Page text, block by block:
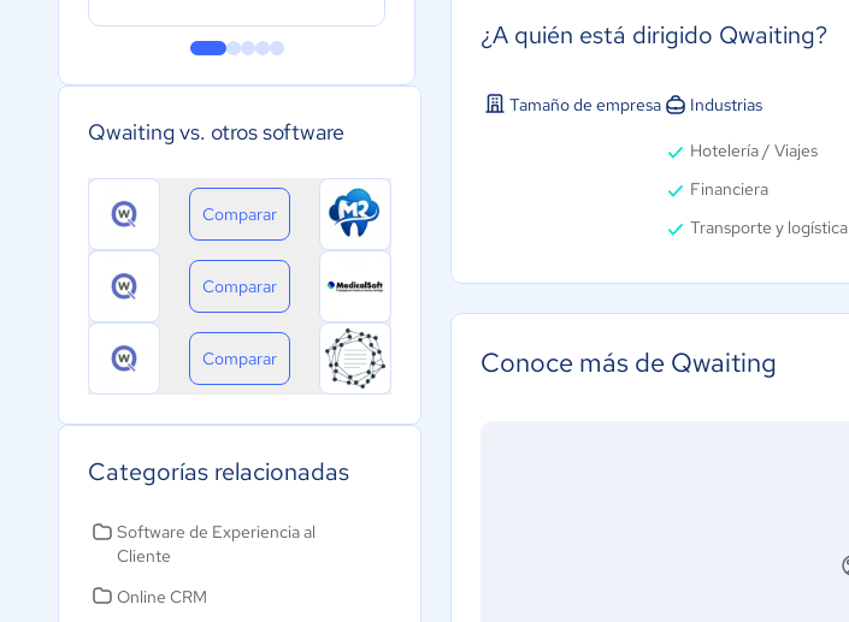
Qwaiting vs. otros software
Comparar
Comparar
Comparar
Categorías relacionadas
Software de Experiencia al
Cliente
Online CRM
¿A quién está dirigido Qwaiting?
Tamaño de empresa Industrias
Hotelería / Viajes
Financiera
Transporte y logística
Conoce más de Qwaiting